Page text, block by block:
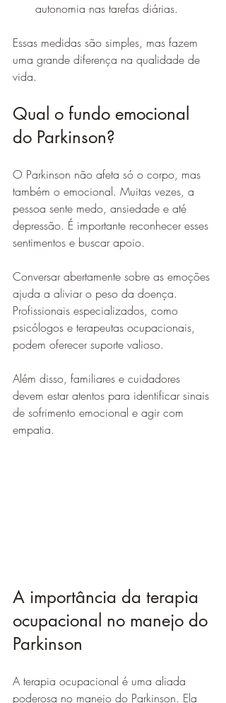
autonomia nas tarefas diárias.
Essas medidas são simples, mas fazem
uma grande diferença na qualidade de
vida.
Qual o fundo emocional
do Parkinson?
O Parkinson não afeta só o corpo, mas
também o emocional. Muitas vezes, a
pessoa sente medo, ansiedade e até
depressão. É importante reconhecer esses
sentimentos e buscar apoio.
Conversar abertamente sobre as emoções
ajuda a aliviar o peso da doença.
Profissionais especializados, como
psicólogos e terapeutas ocupacionais,
podem oferecer suporte valioso.
Além disso, familiares e cuidadores
devem estar atentos para identificar sinais
de sofrimento emocional e agir com
empatia.
A importância da terapia
ocupacional no manejo do
Parkinson
A terapia ocupacional é uma aliada
poderosa no manejo do Parkinson. Ela